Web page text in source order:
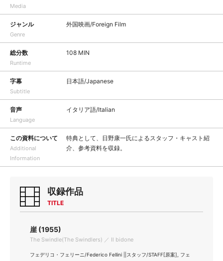
Media
ジャンル
Genre
外国映画/Foreign Film
総分数
Runtime
108 MIN
字幕
Subtitle
日本語/Japanese
音声
Language
イタリア語/Italian
この資料について
Additional
Information
特典として、日野康一氏によるスタッフ・キャスト紹
介、参考資料を収録。
収録作品
TITLE
崖 (1955)
The Swindle(The Swindlers) ／ Il bidone
フェデリコ・フェリーニ/Federico Fellini ||スタッフ/STAFF[原案], フェ